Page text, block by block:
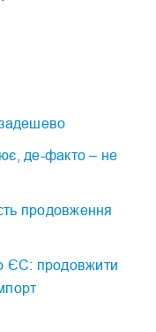
де-факто – не
продовження
ЄС: продовжити